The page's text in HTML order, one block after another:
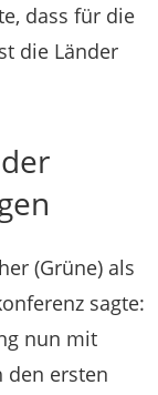
dass für die
die Länder
(Grüne) als
sagte:
nun mit
den ersten